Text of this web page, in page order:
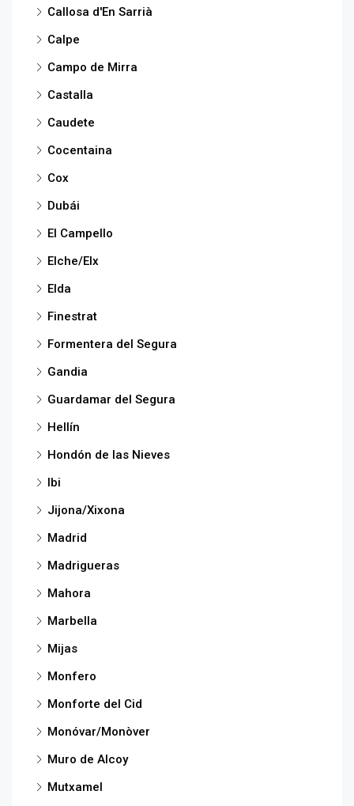
Callosa d'En Sarrià
Calpe
Campo de Mirra
Castalla
Caudete
Cocentaina
Cox
Dubái
El Campello
Elche/Elx
Elda
Finestrat
Formentera del Segura
Gandia
Guardamar del Segura
Hellín
Hondón de las Nieves
Ibi
Jijona/Xixona
Madrid
Madrigueras
Mahora
Marbella
Mijas
Monfero
Monforte del Cid
Monóvar/Monòver
Muro de Alcoy
Mutxamel